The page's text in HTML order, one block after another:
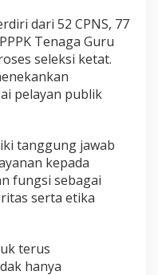
dari 52 CPNS, 77
Tenaga Guru
seleksi ketat.
pelayan publik
tanggung jawab
kepada
fungsi sebagai
serta etika
terus
hanya